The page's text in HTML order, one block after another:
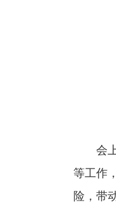
会
等工作
险，带